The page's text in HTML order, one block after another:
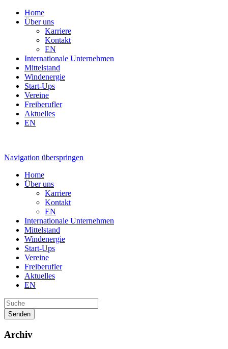
Home
Über uns
Karriere
Kontakt
EN
Internationale Unternehmen
Mittelstand
Windenergie
Start-Ups
Vereine
Freiberufler
Aktuelles
EN
Navigation überspringen
Home
Über uns
Karriere
Kontakt
EN
Internationale Unternehmen
Mittelstand
Windenergie
Start-Ups
Vereine
Freiberufler
Aktuelles
EN
Senden
Archiv